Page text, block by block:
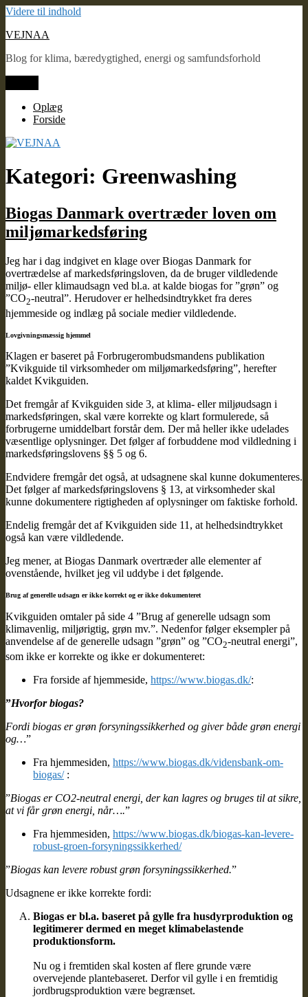
Videre til indhold
VEJNAA
Blog for klima, bæredygtighed, energi og samfundsforhold
Oplæg
Forside
Kategori: Greenwashing
Biogas Danmark overtræder loven om
miljømarkedsføring
Jeg har i dag indgivet en klage over Biogas Danmark for
overtrædelse af markedsføringsloven, da de bruger vildledende
miljø- eller klimaudsagn ved bl.a. at kalde biogas for ”grøn” og
”CO2-neutral”. Herudover er helhedsindtrykket fra deres
hjemmeside og indlæg på sociale medier vildledende.
Lovgivningsmæssig hjemmel
Klagen er baseret på Forbrugerombudsmandens publikation
”Kvikguide til virksomheder om miljømarkedsføring”, herefter
kaldet Kvikguiden.
Det fremgår af Kvikguiden side 3, at klima- eller miljøudsagn i
markedsføringen, skal være korrekte og klart formulerede, så
forbrugerne umiddelbart forstår dem. Der må heller ikke udelades
væsentlige oplysninger. Det følger af forbuddene mod vildledning i
markedsføringslovens §§ 5 og 6.
Endvidere fremgår det også, at udsagnene skal kunne dokumenteres.
Det følger af markedsføringslovens § 13, at virksomheder skal
kunne dokumentere rigtigheden af oplysninger om faktiske forhold.
Endelig fremgår det af Kvikguiden side 11, at helhedsindtrykket
også kan være vildledende.
Jeg mener, at Biogas Danmark overtræder alle elementer af
ovenstående, hvilket jeg vil uddybe i det følgende.
Brug af generelle udsagn er ikke korrekt og er ikke dokumenteret
Kvikguiden omtaler på side 4 ”Brug af generelle udsagn som
klimavenlig, miljørigtig, grøn mv.”. Nedenfor følger eksempler på
anvendelse af de generelle udsagn ”grøn” og ”CO2-neutral energi”,
som ikke er korrekte og ikke er dokumenteret:
Fra forside af hjemmeside, https://www.biogas.dk/:
”Hvorfor biogas?
Fordi biogas er grøn forsyningssikkerhed og giver både grøn energi
og…”
Fra hjemmesiden, https://www.biogas.dk/vidensbank-om-
biogas/:
”Biogas er CO2-neutral energi, der kan lagres og bruges til at sikre,
at vi får grøn energi, når….”
Fra hjemmesiden, https://www.biogas.dk/biogas-kan-levere-
robust-groen-forsyningssikkerhed/
”Biogas kan levere robust grøn forsyningssikkerhed.”
Udsagnene er ikke korrekte fordi:
Biogas er bl.a. baseret på gylle fra husdyrproduktion og
legitimerer dermed en meget klimabelastende
produktionsform.
Nu og i fremtiden skal kosten af flere grunde være
overvejende plantebaseret. Derfor vil gylle i en fremtidig
jordbrugsproduktion være begrænset.